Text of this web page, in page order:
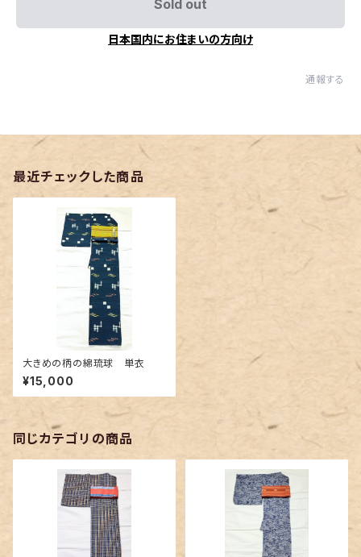
Sold out
日本国内にお住まいの方向け
通報する
最近チェックした商品
大きめの柄の綿琉球 単衣
¥15,000
同じカテゴリの商品